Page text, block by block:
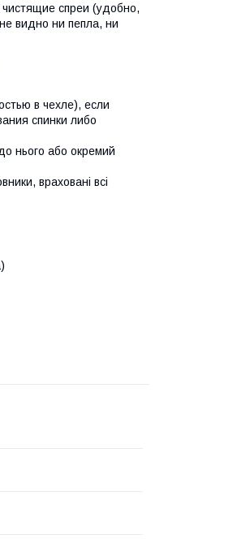
спреи (удобно,
видно ни пепла, ни
в чехле), если
спинки либо
нього або окремий
враховані всі